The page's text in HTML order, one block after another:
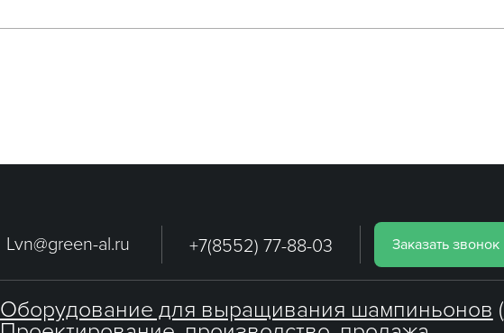
Lvn@green-al.ru +7(8552) 77-88-03 Заказать звонок
Оборудование для выращивания шампиньонов (